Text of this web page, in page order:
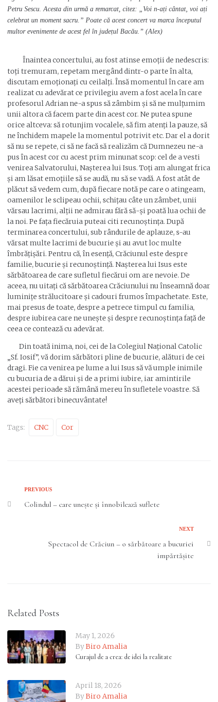
Petru Sescu. Acesta din urmă a remarcat, citez: „Voi n-ați cântat, voi ați
celebrat un moment sacru.” Poate că acest concert va marca începutul
multor evenimente de acest fel în județul Bacău.” (Alex)
Înaintea concertului, au fost atinse emoții de nedescris:
toți tremuram, repetam mergând dintr-o parte în alta,
discutam emoționați cu ceilalți. Însă momentul în care am
realizat cu adevărat ce privilegiu avem a fost acela în care
profesorul Adrian ne-a spus să zâmbim și să ne mulțumim
unii altora că facem parte din acest cor. Ne putea spune
orice altceva: să rotunjim vocalele, să fim atenți la pauze, să
ne închidem mapele la momentul potrivit etc. Dar el a dorit
să nu se repete, ci să ne facă să realizăm că Dumnezeu ne-a
pus în acest cor cu acest prim minunat scop: cel de a vesti
venirea Salvatorului, Nașterea lui Isus. Toți am alungat frica
și am lăsat emoțiile să se audă, nu să se vadă. A fost atât de
plăcut să vedem cum, după fiecare notă pe care o atingeam,
oamenilor le sclipeau ochii, schițau câte un zâmbet, unii
vărsau lacrimi, alții ne admirau fără să-și poată lua ochii de
la noi. Pe fața fiecăruia puteai citi recunoștința. După
terminarea concertului, sub rândurile de aplauze, s-au
vărsat multe lacrimi de bucurie și au avut loc multe
îmbrățișări. Pentru că, în esență, Crăciunul este despre
familie, bucurie și recunoștință. Nașterea lui Isus este
sărbătoarea de care sufletul fiecărui om are nevoie. De
aceea, nu uitați că sărbătoarea Crăciunului nu înseamnă doar
luminițe strălucitoare și cadouri frumos împachetate. Este,
mai presus de toate, despre a petrece timpul cu familia,
despre iubirea care ne unește și despre recunoștința față de
ceea ce contează cu adevărat.
Din toată inima, noi, cei de la Colegiul Național Catolic
„Sf. Iosif”, vă dorim sărbători pline de bucurie, alături de cei
dragi. Fie ca venirea pe lume a lui Isus să vă umple inimile
cu bucuria de a dărui și de a primi iubire, iar amintirile
acestei perioade să rămână mereu în sufletele voastre. Să
aveți sărbători binecuvântate!
Tags: CNC Cor
PREVIOUS
Colindul – care unește și înnobilează suflete
NEXT
Spectacol de Crăciun – o sărbătoare a bucuriei
impărtășite
Related Posts
May 1, 2026
ByBiro Amalia
Curajul de a crea: de idei la realitate
April 18, 2026
ByBiro Amalia